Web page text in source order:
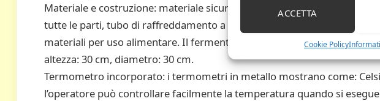
ACCETTA
Cookie Policy
Materiale e costruzione: materiale sicuro e non tossico e in acciaio
tutte le parti, tubo di raffreddamento a bobina in acciaio inox e rame,
materiali per uso alimentare. Il fermentatore è appositamente
altezza: 30 cm, diametro: 30 cm.
Termometro incorporato: i termometri in metallo mostrano come:
l’operatore può controllare facilmente la temperatura quando si